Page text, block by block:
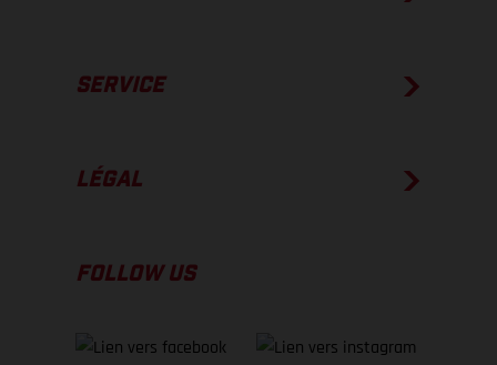
SERVICE
LÉGAL
FOLLOW US